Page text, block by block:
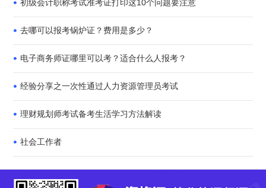
报考方法
中国电子商务协会认证电子商务师。
参加认证考试的考生可通过如下渠道进行报名：
（一）官网报名。考生可在中国电子商务协会中国电子商务师培训管
理中心官网中点击进入中国电子商务师公共服务平台进行注册和报
考试科目，完成报名流程。
国电子商务师公共服务平台中进行登录，查看报名信息。
务相关项目管理的各级政府、企事业单位工作人员和符合报考要求并
初级会计职称考试准考证打印这10个问题要注意
去哪可以报考锅炉证？费用是多少？
电子商务师证哪里可以考？适合什么人报考？
经验分享之一次性通过人力资源管理员考试
理财规划师考试备考生活学习方法解读
社会工作者